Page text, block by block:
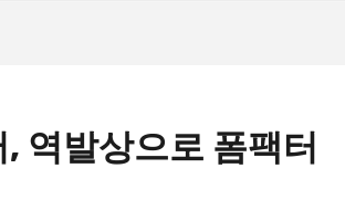
역발상으로 폼팩터